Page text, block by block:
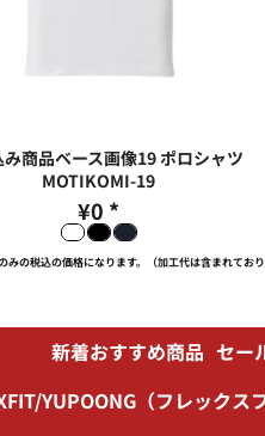
商品ベース画像19 ポロシャツ
MOTIKOMI-19
¥0 *
みの税込の価格になります。（加工代は含まれており
新着おすすめ商品 セー
YUPOONG（フレックス